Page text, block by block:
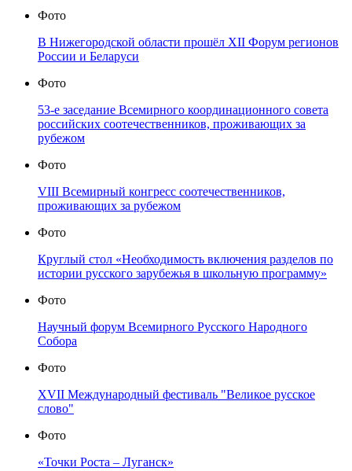
Фото
В Нижегородской области прошёл XII Форум регионов
России и Беларуси
Фото
53-е заседание Всемирного координационного совета
российских соотечественников, проживающих за
рубежом
Фото
VIII Всемирный конгресс соотечественников,
проживающих за рубежом
Фото
Круглый стол «Необходимость включения разделов по
истории русского зарубежья в школьную программу»
Фото
Научный форум Всемирного Русского Народного
Собора
Фото
XVII Международный фестиваль "Великое русское
слово"
Фото
«Точки Роста – Луганск»